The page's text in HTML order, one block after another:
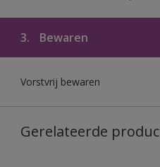
3. Bewaren
Vorstvrij bewaren
Gerelateerde